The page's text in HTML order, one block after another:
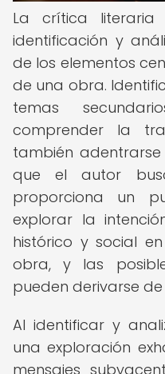
La crítica
identificación y
de los elementos
de una obra.
temas
comprender la
también
que el autor
proporciona un
explorar la
histórico y social
obra, y las
pueden derivarse de
Al identificar y
una exploración
mensajes